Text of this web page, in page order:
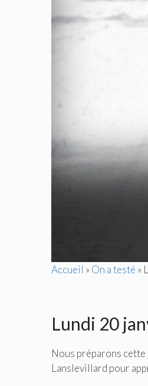
Accueil » On a testé »
Lundi 20
Nous préparons cette
Lanslevillard pour